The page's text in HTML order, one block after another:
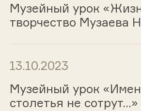
Музейный урок
творчество Музаева
13.10.2023
Музейный урок
столетья не сотрут…»